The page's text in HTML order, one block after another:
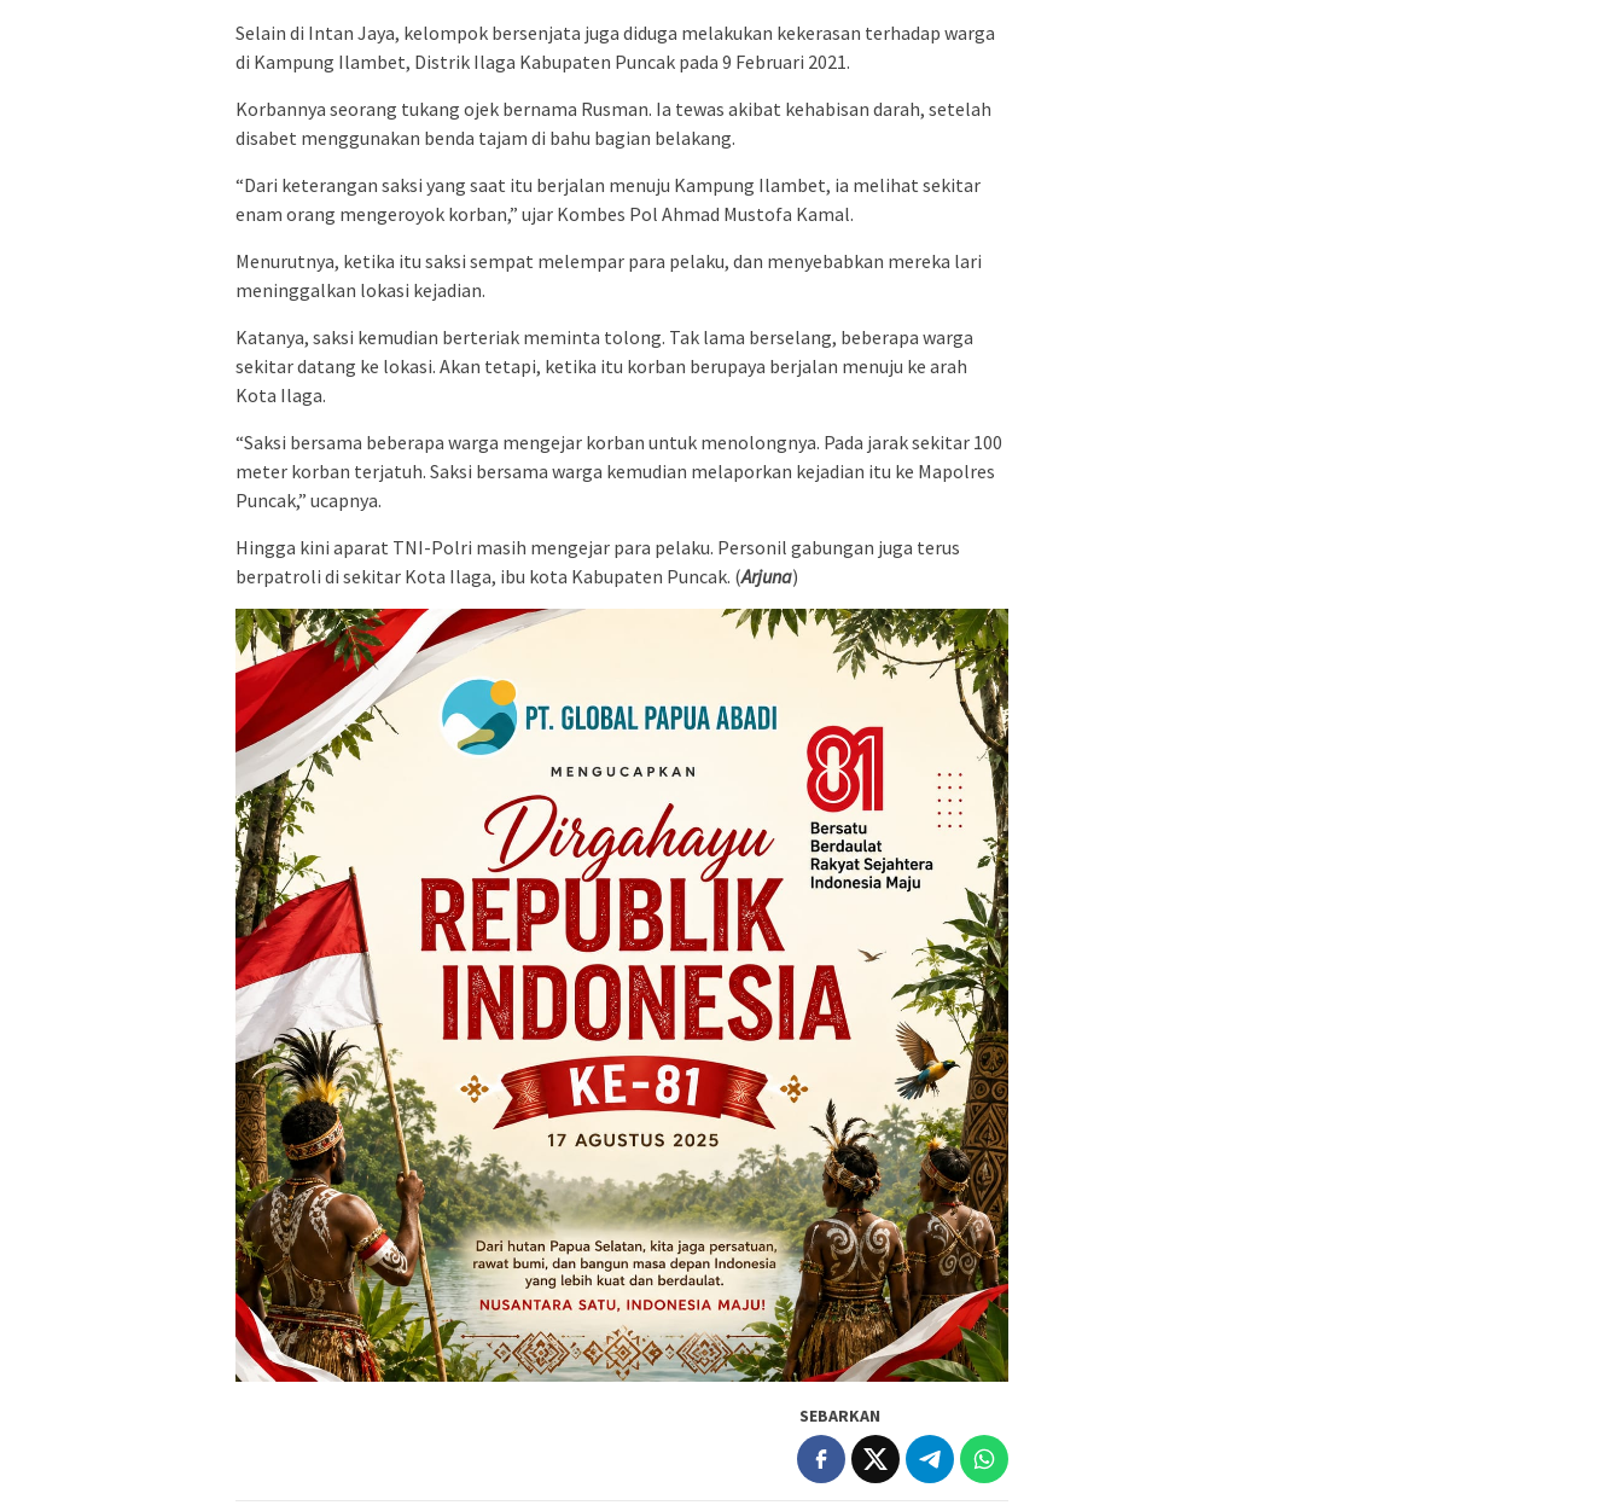
Selain di Intan Jaya, kelompok bersenjata juga diduga melakukan kekerasan terhadap warga
di Kampung Ilambet, Distrik Ilaga Kabupaten Puncak pada 9 Februari 2021.
Korbannya seorang tukang ojek bernama Rusman. Ia tewas akibat kehabisan darah, setelah
disabet menggunakan benda tajam di bahu bagian belakang.
“Dari keterangan saksi yang saat itu berjalan menuju Kampung Ilambet, ia melihat sekitar
enam orang mengeroyok korban,” ujar Kombes Pol Ahmad Mustofa Kamal.
Menurutnya, ketika itu saksi sempat melempar para pelaku, dan menyebabkan mereka lari
meninggalkan lokasi kejadian.
Katanya, saksi kemudian berteriak meminta tolong. Tak lama berselang, beberapa warga
sekitar datang ke lokasi. Akan tetapi, ketika itu korban berupaya berjalan menuju ke arah
Kota Ilaga.
“Saksi bersama beberapa warga mengejar korban untuk menolongnya. Pada jarak sekitar 100
meter korban terjatuh. Saksi bersama warga kemudian melaporkan kejadian itu ke Mapolres
Puncak,” ucapnya.
Hingga kini aparat TNI-Polri masih mengejar para pelaku. Personil gabungan juga terus
berpatroli di sekitar Kota Ilaga, ibu kota Kabupaten Puncak. (Arjuna)
SEBARKAN